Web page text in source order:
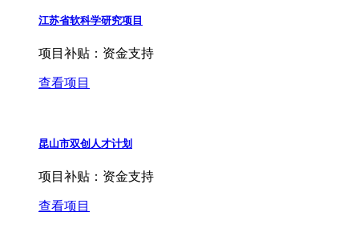
江苏省软科学研究项目
项目补贴： 资金支持
查看项目
昆山市双创人才计划
项目补贴： 资金支持
查看项目